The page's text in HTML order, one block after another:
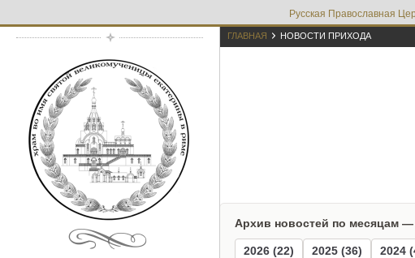
Русская Православная
ГЛАВНАЯ  НОВОСТИ ПРИХОДА
Архив новостей по месяцам
2026 (22) 2025 (36) 2024